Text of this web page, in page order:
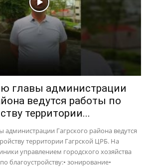
главы администрации
ведутся работы по
территории...
Гагрского района ведутся
территории Гагрской ЦРБ. На
управлением городского хозяйства
благоустройству:• зонирование•